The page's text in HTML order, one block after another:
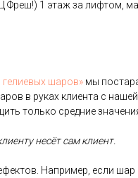
Фреш!) 1 этаж за лифтом,
ша­ров» мы
в ру­ках кли­ен­та с
толь­ко сред­ние
не­сёт сам кли­ент.
Нап­ри­мер, ес­ли